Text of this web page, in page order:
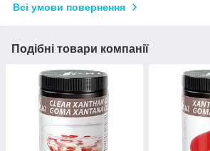
Всі умови повернення
Подібні товари компанії